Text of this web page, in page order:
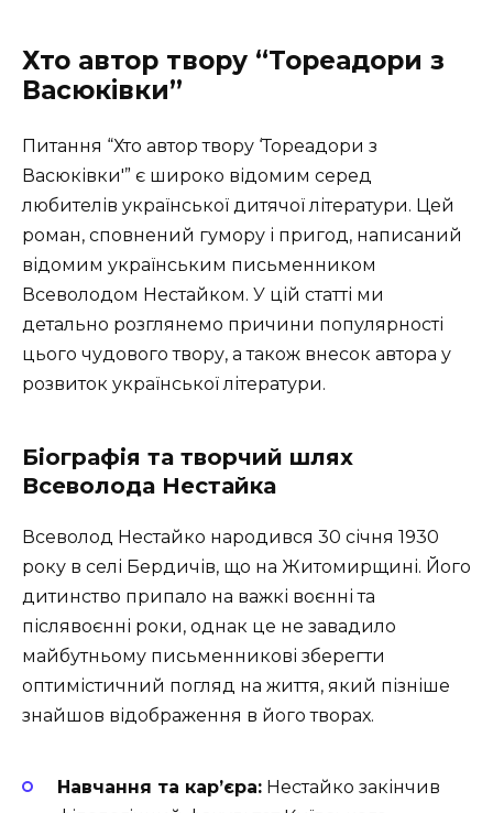
Хто автор твору “Тореадори з
Васюківки”
Питання “Хто автор твору ‘Тореадори з
Васюківки'” є широко відомим серед
любителів української дитячої літератури. Цей
роман, сповнений гумору і пригод, написаний
відомим українським письменником
Всеволодом Нестайком. У цій статті ми
детально розглянемо причини популярності
цього чудового твору, а також внесок автора у
розвиток української літератури.
Біографія та творчий шлях
Всеволода Нестайка
Всеволод Нестайко народився 30 січня 1930
року в селі Бердичів, що на Житомирщині. Його
дитинство припало на важкі воєнні та
післявоєнні роки, однак це не завадило
майбутньому письменникові зберегти
оптимістичний погляд на життя, який пізніше
знайшов відображення в його творах.
Навчання та кар’єра: Нестайко закінчив